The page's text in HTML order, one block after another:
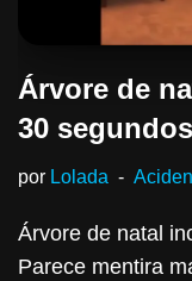
Árvore de
30 segundos
por Lolada
Árvore de natal
Parece mentira